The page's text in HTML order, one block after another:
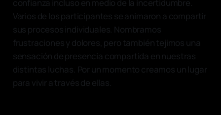
confianza incluso en medio de la incertidumbre.
Varios de los participantes se animaron a compartir
sus procesos individuales. Nombramos
frustraciones y dolores, pero también tejimos una
sensación de presencia compartida en nuestras
distintas luchas. Por un momento creamos un lugar
para vivir a través de ellas.